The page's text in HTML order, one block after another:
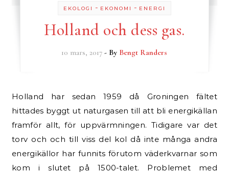
EKOLOGI - EKONOMI - ENERGI
Holland och dess gas.
10 mars, 2017 - By Bengt Randers
Holland har sedan 1959 då Groningen fältet
hittades byggt ut naturgasen till att bli energikällan
framför allt, för uppvärmningen. Tidigare var det
torv och och till viss del kol då inte många andra
energikällor har funnits förutom väderkvarnar som
kom i slutet på 1500-talet. Problemet med